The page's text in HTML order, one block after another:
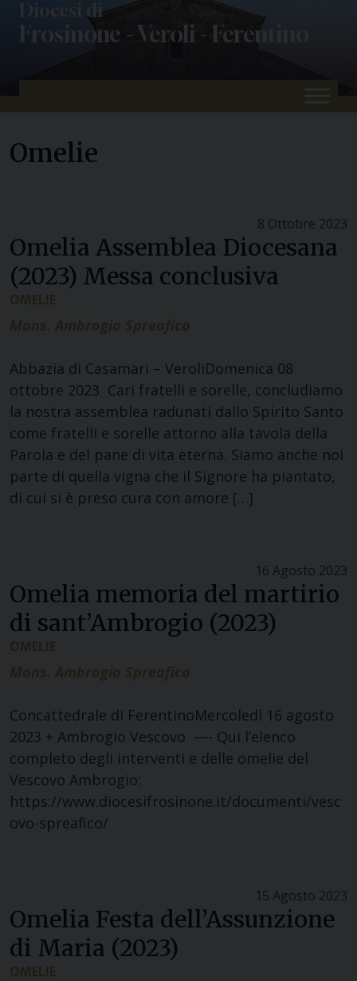
Diocesi di
Frosinone - Veroli - Ferentino
Omelie
8 Ottobre 2023
Omelia Assemblea Diocesana
(2023) Messa conclusiva
OMELIE
Mons. Ambrogio Spreafico
Abbazia di Casamari – VeroliDomenica 08
ottobre 2023 Cari fratelli e sorelle, concludiamo
la nostra assemblea radunati dallo Spirito Santo
come fratelli e sorelle attorno alla tavola della
Parola e del pane di vita eterna. Siamo anche noi
parte di quella vigna che il Signore ha piantato,
di cui si è preso cura con amore […]
16 Agosto 2023
Omelia memoria del martirio
di sant’Ambrogio (2023)
OMELIE
Mons. Ambrogio Spreafico
Concattedrale di FerentinoMercoledì 16 agosto
2023 + Ambrogio Vescovo —- Qui l’elenco
completo degli interventi e delle omelie del
Vescovo Ambrogio:
https://www.diocesifrosinone.it/documenti/vesc
ovo-spreafico/
15 Agosto 2023
Omelia Festa dell’Assunzione
di Maria (2023)
OMELIE